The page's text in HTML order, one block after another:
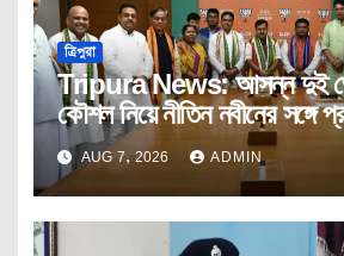
ত্রিপুরা
Tripura News: আসন্ন দুই
কৌশল নিয়ে নীতিন নবীনের সঙ্গে
কোর কমিটির বৈঠক।
AUG 7, 2026 ADMIN